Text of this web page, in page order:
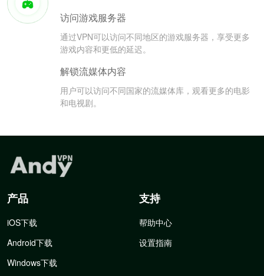
访问游戏服务器
通过VPN可以访问不同地区的游戏服务器，享受更多
游戏内容和更低的延迟。
解锁流媒体内容
用户可以访问不同国家的流媒体库，观看更多的电影
和电视剧。
产品
iOS下载
Android下载
Windows下载
支持
帮助中心
设置指南